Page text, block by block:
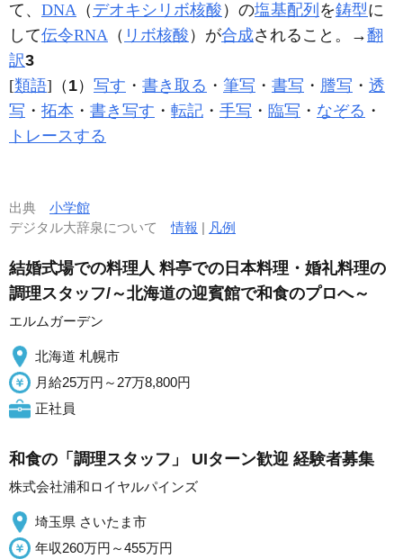
て、 DNA （ デオキシリボ核酸 ）の塩基配列 を鋳型に
して伝令RNA （ リボ核酸 ）が合成されること。→翻
訳3
[類語]（ 1） 写す ・ 書き取る ・ 筆写 ・ 書写 ・ 謄写 ・ 透
写 ・ 拓本 ・ 書き写す ・ 転記 ・ 手写 ・ 臨写 ・ なぞる ・
トレースする
出典 小学館
デジタル大辞泉について情報 | 凡例
結婚式場での料理人 料亭での日本料理・婚礼料理の
調理スタッフ/～北海道の迎賓館で和食のプロへ～
エルムガーデン
北海道 札幌市
月給25万円～27万8,800円
正社員
和食の「調理スタッフ」 UIターン歓迎 経験者募集
株式会社浦和ロイヤルパインズ
埼玉県 さいたま市
年収260万円～455万円